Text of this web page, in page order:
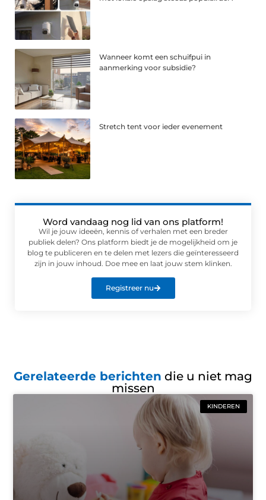
Wanneer komt een schuifpui in
aanmerking voor subsidie?
Stretch tent voor ieder evenement
Word vandaag nog lid van ons platform!
Wil je jouw ideeën, kennis of verhalen met een breder
publiek delen? Ons platform biedt je de mogelijkheid om je
blog te publiceren en te delen met lezers die geïnteresseerd
zijn in jouw inhoud. Doe mee en laat jouw stem klinken.
Registreer nu
Gerelateerde berichten die u niet mag
missen
KINDEREN